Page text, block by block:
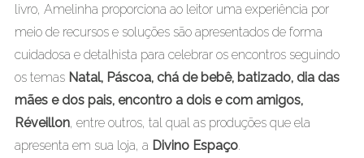
livro, Amelinha proporciona ao leitor uma experiência por
meio de recursos e soluções são apresentados de forma
cuidadosa e detalhista para celebrar os encontros seguindo
os temas Natal, Páscoa, chá de bebê, batizado, dia das
mães e dos pais, encontro a dois e com amigos,
Réveillon, entre outros, tal qual as produções que ela
apresenta em sua loja, a Divino Espaço.